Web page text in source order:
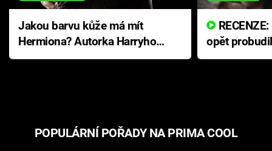
Jakou barvu kůže má mít
Hermiona? Autorka Harryho
Pottera přišla s ráznou
opět
přichází s
POPULÁRNÍ POŘADY NA PRIMA COOL